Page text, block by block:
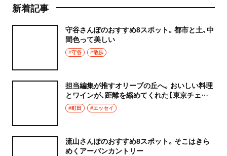
新着記事
守谷さんぽのおすすめ8スポット。都市と土、中
間色って美しい
#守谷 #散歩
担当編集が推すオリーブの丘へ。おいしい料理
とワインが、距離を縮めてくれた【東京チェン
飯diary】
#町田 #エッセイ
流山さんぽのおすすめ8スポット。そこはきら
めくアーバンカントリー